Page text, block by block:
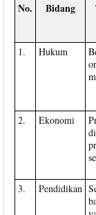
No. Bidang
1. Hukum
2. Ekonomi
3.
Pendidikan